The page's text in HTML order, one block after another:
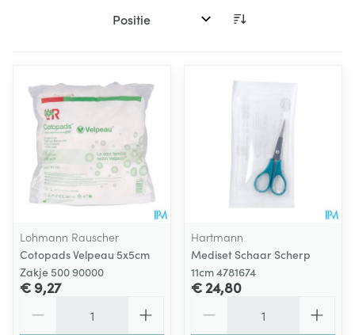
Sorteer op:
Lohmann Rauscher
Cotopads Velpeau 5x5cm
Zakje 500 90000
€ 9,27
Hartmann
Mediset Schaar Scherp
11cm 4781674
€ 24,80